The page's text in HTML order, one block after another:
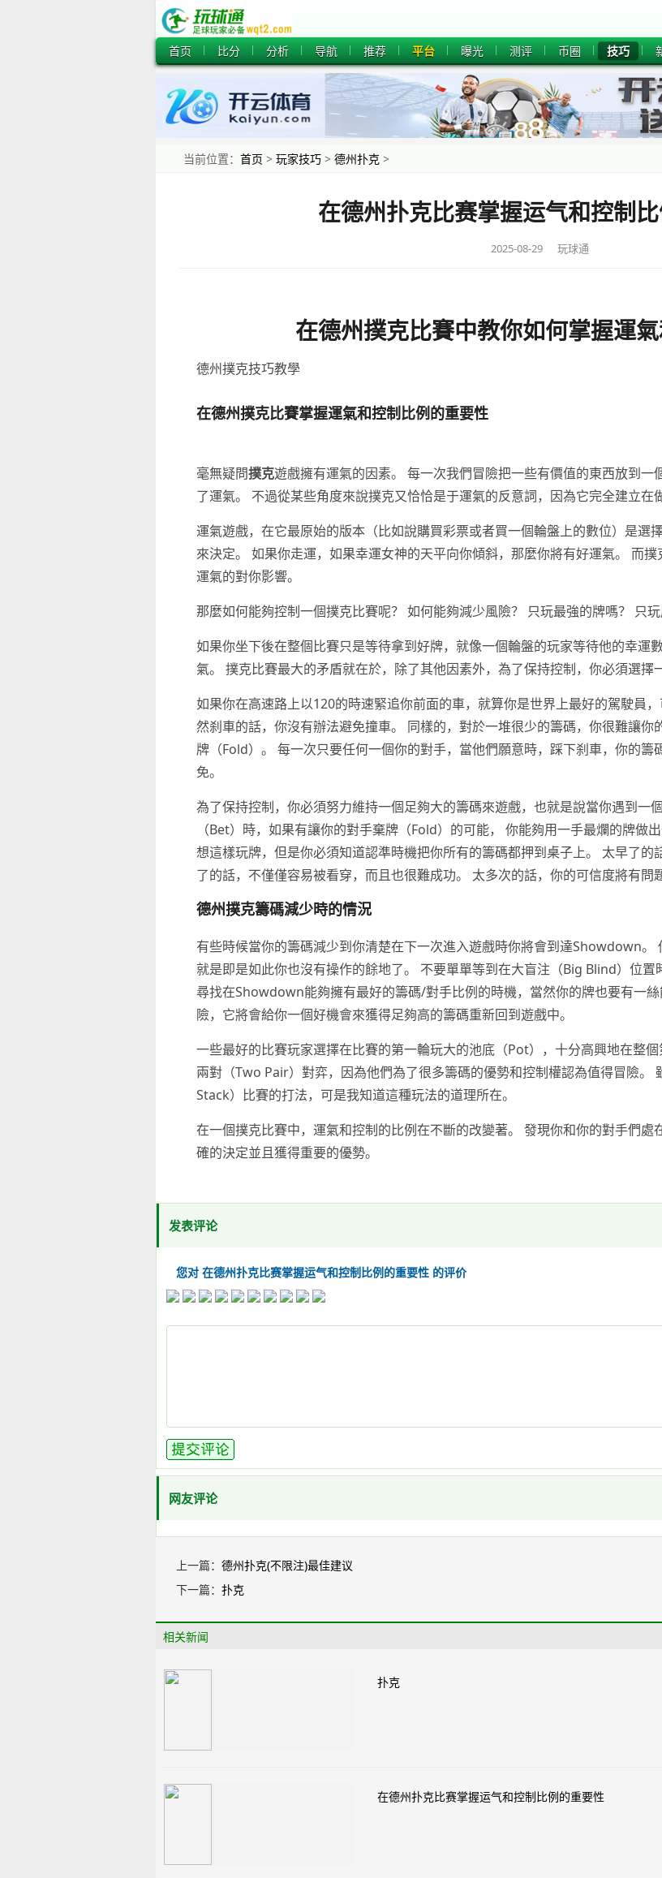
首页 比分 分析 导航 推荐 平台 曝光 测评 币圈 技巧
当前位置： 首页 > 玩家技巧 > 德州扑克 >
在德州扑克比赛掌握运气和控制
2025-08-29 玩球通
在德州撲克比賽中教你如何掌握運
德州撲克技巧教學
在德州撲克比賽掌握運氣和控制比例的重要性
毫無疑問撲克遊戲擁有運氣的因素。 每一次我們冒險把一些有價值的東西放到
了運氣。 不過從某些角度來說撲克又恰恰是于運氣的反意詞，因為它完全建立在
運氣遊戲，在它最原始的版本（比如說購買彩票或者買一個輪盤上的數位）是選
來決定。 如果你走運，如果幸運女神的天平向你傾斜，那麼你將有好運氣。 而
運氣的對你影響。
那麼如何能夠控制一個撲克比賽呢？ 如何能夠減少風險？ 只玩最強的牌嗎？ 只玩
如果你坐下後在整個比賽只是等待拿到好牌，就像一個輪盤的玩家等待他的幸運
氣。 撲克比賽最大的矛盾就在於，除了其他因素外，為了保持控制，你必須選擇
如果你在高速路上以120的時速緊追你前面的車，就算你是世界上最好的駕駛員
然刹車的話，你沒有辦法避免撞車。 同樣的，對於一堆很少的籌碼，你很難讓
牌（Fold）。 每一次只要任何一個你的對手，當他們願意時，踩下刹車，你的
免。
為了保持控制，你必須努力維持一個足夠大的籌碼來遊戲，也就是說當你遇到一
（Bet）時，如果有讓你的對手棄牌（Fold）的可能， 你能夠用一手最爛的牌做
想這樣玩牌，但是你必須知道認準時機把你所有的籌碼都押到桌子上。 太早了
了的話，不僅僅容易被看穿，而且也很難成功。 太多次的話，你的可信度將有問
德州撲克籌碼減少時的情況
有些時候當你的籌碼減少到你清楚在下一次進入遊戲時你將會到達Showdown。
就是即是如此你也沒有操作的餘地了。 不要單單等到在大盲注（Big Blind）位
尋找在Showdown能夠擁有最好的籌碼/對手比例的時機，當然你的牌也要有一
險，它將會給你一個好機會來獲得足夠高的籌碼重新回到遊戲中。
一些最好的比賽玩家選擇在比賽的第一輪玩大的池底（Pot），十分高興地在整
兩對（Two Pair）對弈，因為他們為了很多籌碼的優勢和控制權認為值得冒險。
Stack）比賽的打法，可是我知道這種玩法的道理所在。
在一個撲克比賽中，運氣和控制的比例在不斷的改變著。 發現你和你的對手們
確的決定並且獲得重要的優勢。
发表评论
您对 在德州扑克比赛掌握运气和控制比例的重要性 的评价
网友评论
上一篇： 德州扑克(不限注)最佳建议
下一篇： 扑克
相关新闻
扑克
在德州扑克比赛掌握运气和控制比例的重要性